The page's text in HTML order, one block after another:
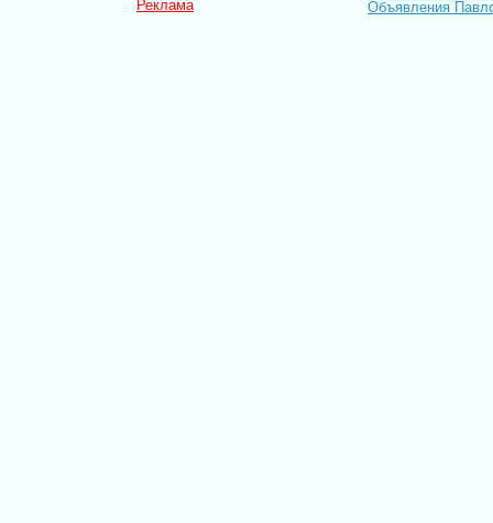
Реклама
Объявления